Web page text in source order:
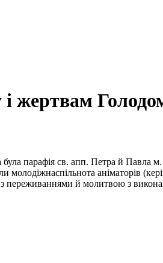
і жертвам
парафія св. апп. Петра й Павла
молодіжнаспільнота аніматорів
переживаннями й молитвою з